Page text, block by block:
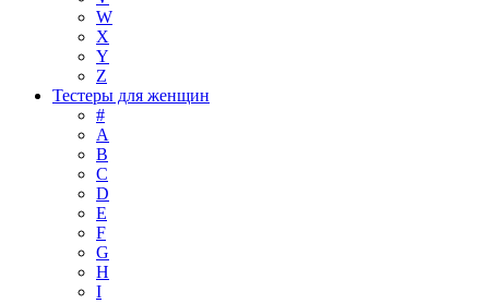
W
X
Y
Z
Тестеры для женщин
#
A
B
C
D
E
F
G
H
I